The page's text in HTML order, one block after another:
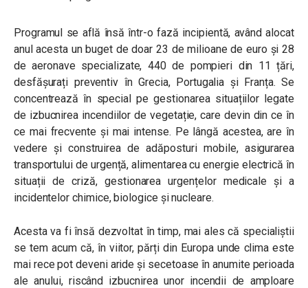
Programul se află însă într-o fază incipientă, având alocat
anul acesta un buget de doar 23 de milioane de euro și 28
de aeronave specializate, 440 de pompieri din 11 țări,
desfășurați preventiv în Grecia, Portugalia și Franța. Se
concentrează în special pe gestionarea situațiilor legate
de izbucnirea incendiilor de vegetație, care devin din ce în
ce mai frecvente și mai intense. Pe lângă acestea, are în
vedere și construirea de adăposturi mobile, asigurarea
transportului de urgență, alimentarea cu energie electrică în
situații de criză, gestionarea urgențelor medicale și a
incidentelor chimice, biologice și nucleare.
Acesta va fi însă dezvoltat în timp, mai ales că specialiștii
se tem acum că, în viitor, părți din Europa unde clima este
mai rece pot deveni aride și secetoase în anumite perioada
ale anului, riscând izbucnirea unor incendii de amploare